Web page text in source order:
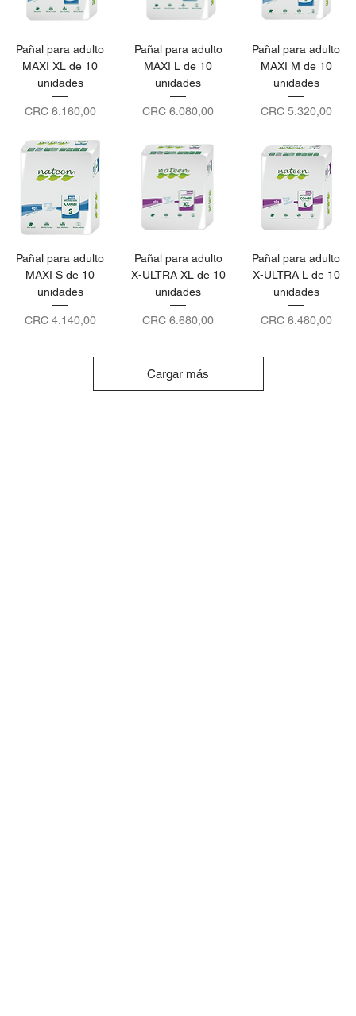
Pañal para adulto
MAXI XL de 10
unidades
Precio
CRC 6.160,00
Pañal para adulto
MAXI L de 10
unidades
Precio
CRC 6.080,00
Pañal para adulto
MAXI M de 10
unidades
Precio
CRC 5.320,00
Pañal para adulto
MAXI S de 10
unidades
Precio
CRC 4.140,00
Pañal para adulto
X-ULTRA XL de 10
unidades
Precio
CRC 6.680,00
Pañal para adulto
X-ULTRA L de 10
unidades
Precio
CRC 6.480,00
Cargar más